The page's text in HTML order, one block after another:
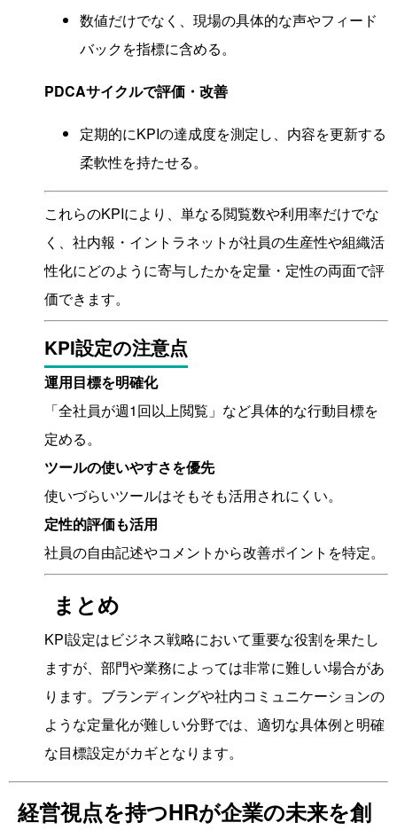
数値だけでなく、現場の具体的な声やフィード
バックを指標に含める。
PDCAサイクルで評価・改善
定期的にKPIの達成度を測定し、内容を更新する
柔軟性を持たせる。
これらのKPIにより、単なる閲覧数や利用率だけでな
く、社内報・イントラネットが社員の生産性や組織活
性化にどのように寄与したかを定量・定性の両面で評
価できます。
KPI設定の注意点
運用目標を明確化
「全社員が週1回以上閲覧」など具体的な行動目標を
定める。
ツールの使いやすさを優先
使いづらいツールはそもそも活用されにくい。
定性的評価も活用
社員の自由記述やコメントから改善ポイントを特定。
まとめ
KPI設定はビジネス戦略において重要な役割を果たし
ますが、部門や業務によっては非常に難しい場合があ
ります。ブランディングや社内コミュニケーションの
ような定量化が難しい分野では、適切な具体例と明確
な目標設定がカギとなります。
経営視点を持つHRが企業の未来を創